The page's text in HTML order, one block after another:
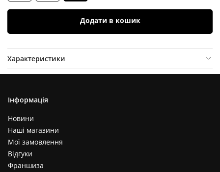
Додати в кошик
Характеристики
Відгуки (0)
Інформація
Новини
Наші магазини
Мої замовлення
Відгуки
Франшиза